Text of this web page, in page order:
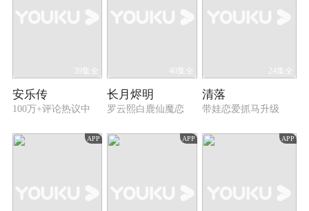
39集全
安乐传
100万+评论热议中
40集全
长月烬明
罗云熙白鹿仙魔恋
24集全
清落
带娃恋爱抓马升级
APP APP APP